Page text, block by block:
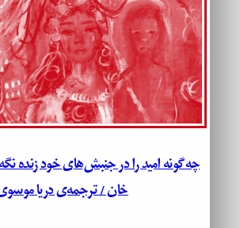
چه‌گونه امید را در جنبش‌های خود زنده
خان / ترجمه‌ی دریا